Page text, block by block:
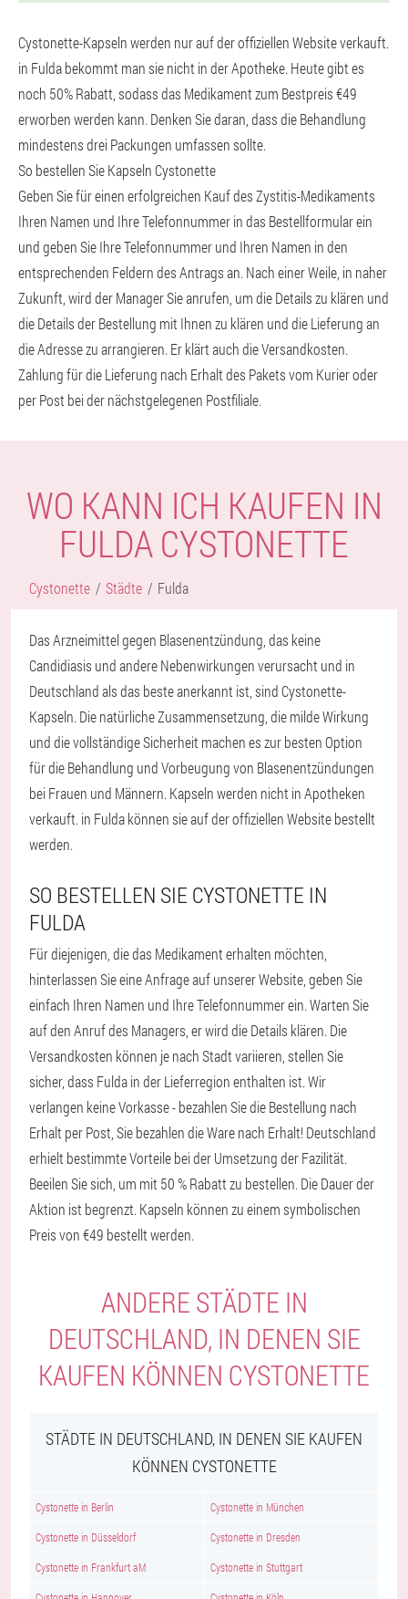
Cystonette-Kapseln werden nur auf der offiziellen Website verkauft.
in Fulda bekommt man sie nicht in der Apotheke. Heute gibt es
noch 50% Rabatt, sodass das Medikament zum Bestpreis €49
erworben werden kann. Denken Sie daran, dass die Behandlung
mindestens drei Packungen umfassen sollte.
So bestellen Sie Kapseln Cystonette
Geben Sie für einen erfolgreichen Kauf des Zystitis-Medikaments
Ihren Namen und Ihre Telefonnummer in das Bestellformular ein
und geben Sie Ihre Telefonnummer und Ihren Namen in den
entsprechenden Feldern des Antrags an. Nach einer Weile, in naher
Zukunft, wird der Manager Sie anrufen, um die Details zu klären und
die Details der Bestellung mit Ihnen zu klären und die Lieferung an
die Adresse zu arrangieren. Er klärt auch die Versandkosten.
Zahlung für die Lieferung nach Erhalt des Pakets vom Kurier oder
per Post bei der nächstgelegenen Postfiliale.
WO KANN ICH KAUFEN IN
FULDA CYSTONETTE
Cystonette Städte Fulda
Das Arzneimittel gegen Blasenentzündung, das keine
Candidiasis und andere Nebenwirkungen verursacht und in
Deutschland als das beste anerkannt ist, sind Cystonette-
Kapseln. Die natürliche Zusammensetzung, die milde Wirkung
und die vollständige Sicherheit machen es zur besten Option
für die Behandlung und Vorbeugung von Blasenentzündungen
bei Frauen und Männern. Kapseln werden nicht in Apotheken
verkauft. in Fulda können sie auf der offiziellen Website bestellt
werden.
SO BESTELLEN SIE CYSTONETTE IN
FULDA
Für diejenigen, die das Medikament erhalten möchten,
hinterlassen Sie eine Anfrage auf unserer Website, geben Sie
einfach Ihren Namen und Ihre Telefonnummer ein. Warten Sie
auf den Anruf des Managers, er wird die Details klären. Die
Versandkosten können je nach Stadt variieren, stellen Sie
sicher, dass Fulda in der Lieferregion enthalten ist. Wir
verlangen keine Vorkasse - bezahlen Sie die Bestellung nach
Erhalt per Post, Sie bezahlen die Ware nach Erhalt! Deutschland
erhielt bestimmte Vorteile bei der Umsetzung der Fazilität.
Beeilen Sie sich, um mit 50 % Rabatt zu bestellen. Die Dauer der
Aktion ist begrenzt. Kapseln können zu einem symbolischen
Preis von €49 bestellt werden.
ANDERE STÄDTE IN
DEUTSCHLAND, IN DENEN SIE
KAUFEN KÖNNEN CYSTONETTE
STÄDTE IN DEUTSCHLAND, IN DENEN SIE KAUFEN
KÖNNEN CYSTONETTE
Cystonette in Berlin Cystonette in München
Cystonette in Düsseldorf Cystonette in Dresden
Cystonette in Frankfurt aM Cystonette in Stuttgart